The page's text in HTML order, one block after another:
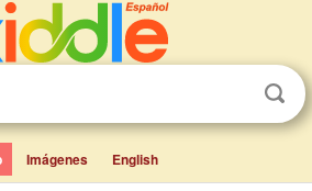
Imágenes English